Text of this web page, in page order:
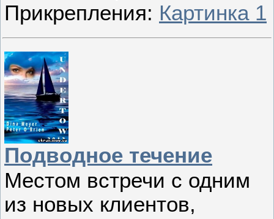
Прикрепления: Картинка 1
Подводное течение
Местом встречи с одним
из новых клиентов,